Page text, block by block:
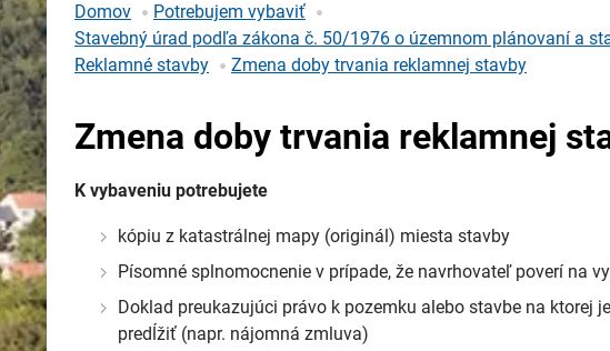
Domov
Potrebujem vybaviť
Stavebný úrad podľa zákona č. 50/1976 o územnom plánovaní a
Reklamné stavby
Zmena doby trvania reklamnej stavby
Zmena doby trvania reklamnej
K vybaveniu potrebujete
kópiu z katastrálnej mapy (originál) miesta stavby
Písomné splnomocnenie v prípade, že navrhovateľ poverí na
Doklad preukazujúci právo k pozemku alebo stavbe na ktorej
predĺžiť (napr. nájomná zmluva)